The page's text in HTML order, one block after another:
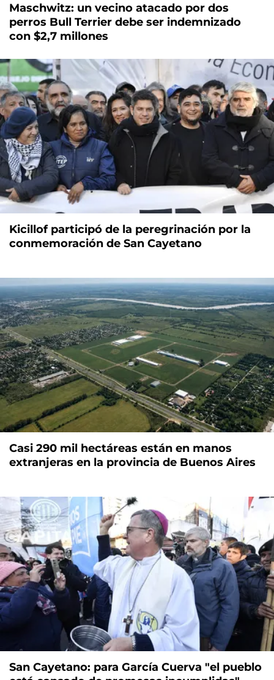
Maschwitz: un vecino atacado por dos
perros Bull Terrier debe ser indemnizado
con $2,7 millones
Kicillof participó de la peregrinación por la
conmemoración de San Cayetano
Casi 290 mil hectáreas están en manos
extranjeras en la provincia de Buenos Aires
San Cayetano: para García Cuerva "el pueblo